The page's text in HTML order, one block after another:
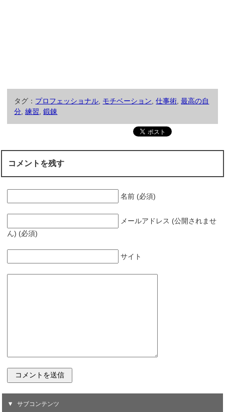
タグ： プロフェッショナル, モチベーション,仕事術,最高の自
分,練習,鍛錬
コメントを残す
名前 (必須)
メールアドレス (公開されませ
ん) (必須)
サイト
サブコンテンツ